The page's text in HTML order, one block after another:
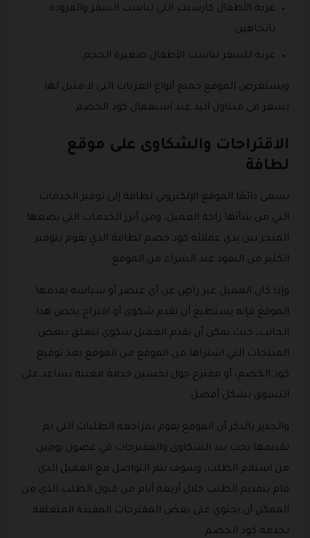
عربة الأطفال كارسيت التي تناسب السفر والمزودة
باتجاهين.
عربة للسفر تناسب الأطفال صغيرة الحجم.
ويستعرض الموقع جميع أنواع العربات التي لا مثيل لها
بسعر في متناول اليد عند استعمال كود الخصم.
الاقتراحات والشكاوى على موقع
لطافة
يسعى دائمًا الموقع الإلكتروني لطافة إلى توفير الخدمات
التي من شأنها راحة العميل، ومن أبرز الخدمات التي يضعها
المتجر بين يدي عملائه كود خصم لطافة الذي يقوم بتوفير
الكثير من النقود عند الشراء من الموقع.
وإذا كان العميل غير راضٍ عن أي عنصر أو سياسة يقدمها
الموقع فإنه يستطيع أن يقدم شكوى أو اقتراح يخص هذا
الجانب، حيث يمكن أن يقدم العميل شكوى تتعلق ببعض
المنتجات التي اشتراها من الموقع من الموقع بعد توقيع
كود الخصم، أو مقترح حول تحسين خدمة معينة تساعد على
التسوق بشكل أفضل.
والجدير بالذكر أن الموقع يقوم بمراجعة الطلبات التي تم
تقديمها تحت بند الشكاوى والمقترحات في غضون يومين
من استلام الطلب، وسوف يتم التواصل مع العميل الذي
قام بتقديم الطلب خلال أربعة أيام من قبول الطلب الذي من
الممكن أن يحتوي على بعض المقترحات المفيدة المتعلقة
بخدمة كود الخصم.